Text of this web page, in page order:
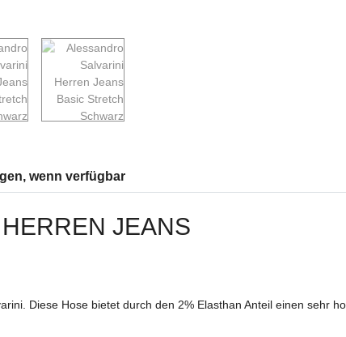
wenn verfügbar
JEANS
Diese Hose bietet durch den 2% Elasthan Anteil einen sehr